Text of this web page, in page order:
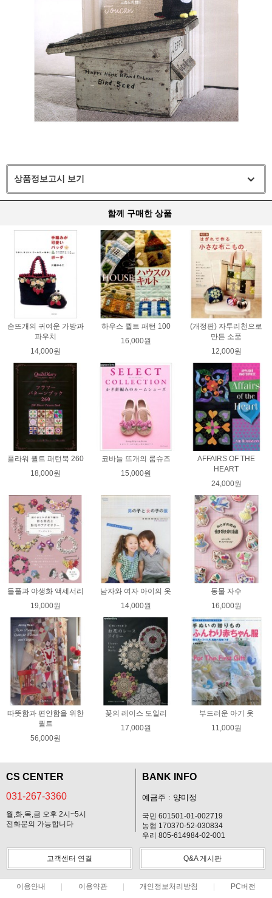
상품정보고시 보기
함께 구매한 상품
손뜨개의 귀여운 가방과
파우치
14,000원
하우스 퀼트 패턴 100
16,000원
(개정판) 자투리천으로
만든 소품
12,000원
플라워 퀼트 패턴북 260
18,000원
코바늘 뜨개의 룸슈즈
15,000원
AFFAIRS OF THE
HEART
24,000원
들풀과 야생화 액세서리
19,000원
남자와 여자 아이의 옷
14,000원
동물 자수
16,000원
따뜻함과 편안함을 위한
퀼트
56,000원
꽃의 레이스 도일리
17,000원
부드러운 아기 옷
11,000원
CS CENTER
031-267-3360
월,화,목,금 오후 2시~5시
전화문의 가능합니다
BANK INFO
예금주 : 양미정
국민 601501-01-002719
농협 170370-52-030834
우리 805-614984-02-001
고객센터 연결 Q&A 게시판
이용안내 이용약관 개인정보처리방침 PC버전